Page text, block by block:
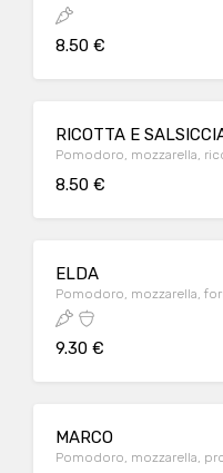
8.50 €
RICOTTA E
Pomodoro, mozzarella,
8.50 €
ELDA
Pomodoro, mozzarella,
9.30 €
MARCO
Pomodoro, mozzarella,